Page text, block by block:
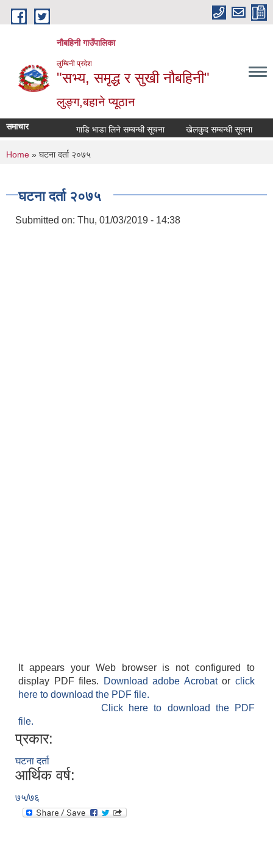
Skip to main content
नौबहिनी गाउँपालिका
लुम्बिनी प्रदेश
"सभ्य, समृद्ध र सुखी नौबहिनी"
लुङ्ग,बहाने प्यूठान
समाचार गाडि भाडा लिने सम्बन्धी सूचना खेलकुद सम्बन्धी सूचना
You are here
Home » घटना दर्ता २०७५
घटना दर्ता २०७५
Submitted on: Thu, 01/03/2019 - 14:38
It appears your Web browser is not configured to
display PDF files.
Download adobe Acrobatorclick
here to download the PDF file.
Click here to download the PDF
file.
प्रकार:
घटना दर्ता
आर्थिक वर्ष:
७५/७६